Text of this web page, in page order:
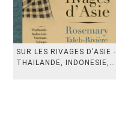
SUR LES RIVAGES D'ASIE -
THAILANDE, INDONESIE,